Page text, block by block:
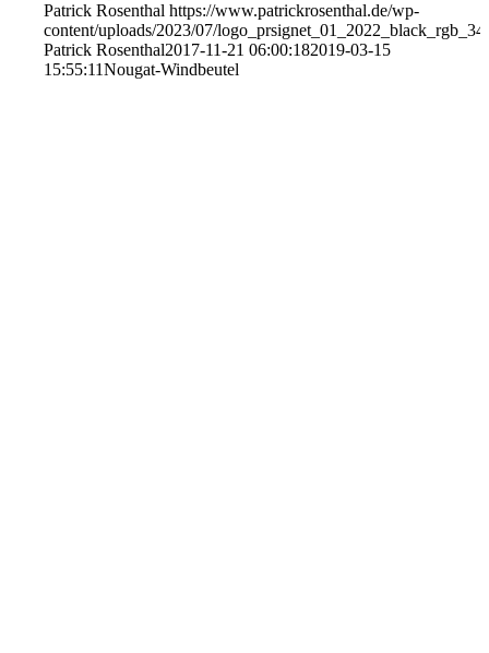
Patrick Rosenthal https://www.patrickrosenthal.de/wp-
content/uploads/2023/07/
Patrick Rosenthal2017-11-21 06:00:182019-03-15
15:55:11Nougat-Windbeutel